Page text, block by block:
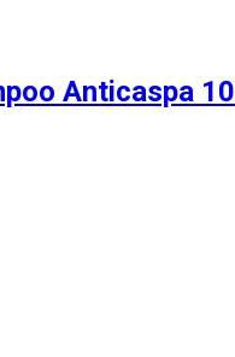
Anticaspa